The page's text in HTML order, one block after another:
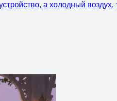
а холодный